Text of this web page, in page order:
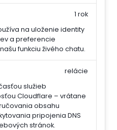
na uloženie identity
a preferencie
funkciu živého chatu.
1 rok
služieb
Cloudflare – vrátane
obsahu
pripojenia DNS
stránok.
relácie